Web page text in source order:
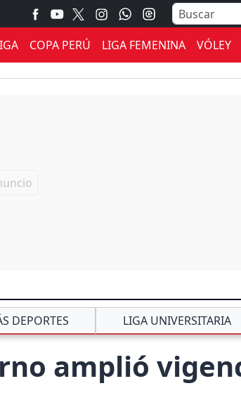
COPA PERÚ LIGA FEMENINA VÓLEY
DEPORTES LIGA UNIVERSITARIA
amplió